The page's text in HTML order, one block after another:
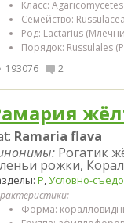
Класс:
Семейство:
Род: Lactarius
Порядок: Russulales
193076
2
Ramaria flava
Рогатик
рожки,
Р,Условно-
Форма: